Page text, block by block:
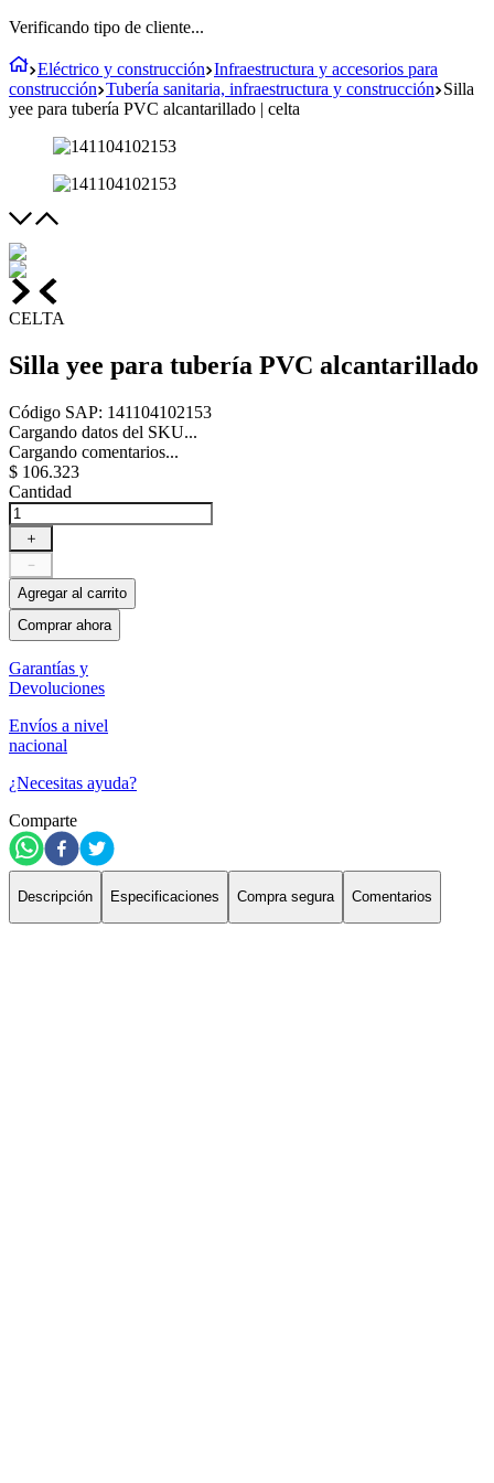
Verificando tipo de cliente...
Eléctrico y construcción Infraestructura y accesorios para
construcción Tubería sanitaria, infraestructura y construcción Silla
yee para tubería PVC alcantarillado | celta
CELTA
Silla yee para tubería PVC alcantarillado
Código SAP: 141104102153
Cargando datos del SKU...
Cargando comentarios...
$ 106.323
Cantidad
＋
－
Agregar al carrito
Comprar ahora
Garantías y
Devoluciones
Envíos a nivel
nacional
¿Necesitas ayuda?
Comparte
Descripción Especificaciones Compra segura Comentarios